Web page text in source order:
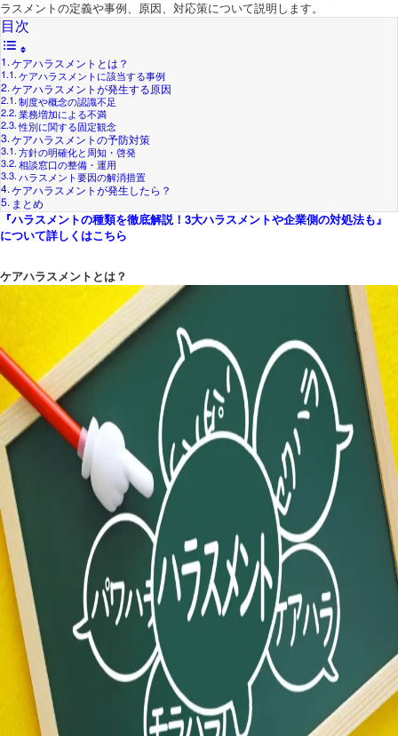
ラスメントの定義や事例、原因、対応策について説明します。
目次
ケアハラスメントとは？
ケアハラスメントに該当する事例
ケアハラスメントが発生する原因
制度や概念の認識不足
業務増加による不満
性別に関する固定観念
ケアハラスメントの予防対策
方針の明確化と周知・啓発
相談窓口の整備・運用
ハラスメント要因の解消措置
ケアハラスメントが発生したら？
まとめ
『ハラスメントの種類を徹底解説！3大ハラスメントや企業側の対処法も』
について詳しくはこちら
ケアハラスメントとは？